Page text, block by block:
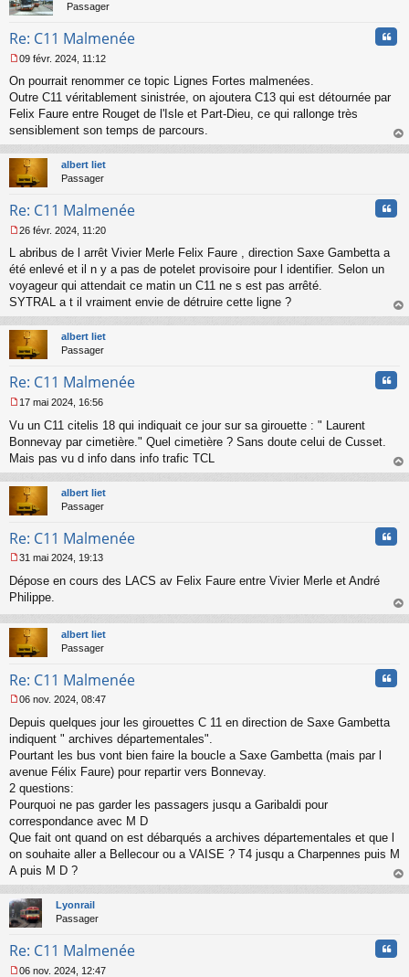
Passager
Re: C11 Malmenée
e
s
s
g
n
o
l
u
09 févr. 2024, 11:12
On pourrait renommer ce topic Lignes Fortes malmenées.
Outre C11 véritablement sinistrée, on ajoutera C13 qui est détournée par
Felix Faure entre Rouget de l'Isle et Part-Dieu, ce qui rallonge très
sensiblement son temps de parcours.
au
albert liet
Passager
Re: C11 Malmenée
e
s
s
a
g
n
o
l
u
26 févr. 2024, 11:20
L abribus de l arrêt Vivier Merle Felix Faure , direction Saxe Gambetta a
été enlevé et il n y a pas de potelet provisoire pour l identifier. Selon un
voyageur qui attendait ce matin un C11 ne s est pas arrêté.
SYTRAL a t il vraiment envie de détruire cette ligne ?
au
albert liet
Passager
Re: C11 Malmenée
e
s
g
e
n
n
u
17 mai 2024, 16:56
Vu un C11 citelis 18 qui indiquait ce jour sur sa girouette : " Laurent
Bonnevay par cimetière." Quel cimetière ? Sans doute celui de Cusset.
Mais pas vu d info dans info trafic TCL
au
albert liet
Passager
Re: C11 Malmenée
e
s
a
g
e
o
l
u
31 mai 2024, 19:13
Dépose en cours des LACS av Felix Faure entre Vivier Merle et André
Philippe.
au
albert liet
Passager
Re: C11 Malmenée
e
s
s
g
e
n
o
n
u
06 nov. 2024, 08:47
Depuis quelques jour les girouettes C 11 en direction de Saxe Gambetta
indiquent " archives départementales".
Pourtant les bus vont bien faire la boucle a Saxe Gambetta (mais par l
avenue Félix Faure) pour repartir vers Bonnevay.
2 questions:
Pourquoi ne pas garder les passagers jusqu a Garibaldi pour
correspondance avec M D
Que fait ont quand on est débarqués a archives départementales et que l
on souhaite aller a Bellecour ou a VAISE ? T4 jusqu a Charpennes puis M
A puis M D ?
au
Lyonrail
Passager
Re: C11 Malmenée
06 nov. 2024, 12:47